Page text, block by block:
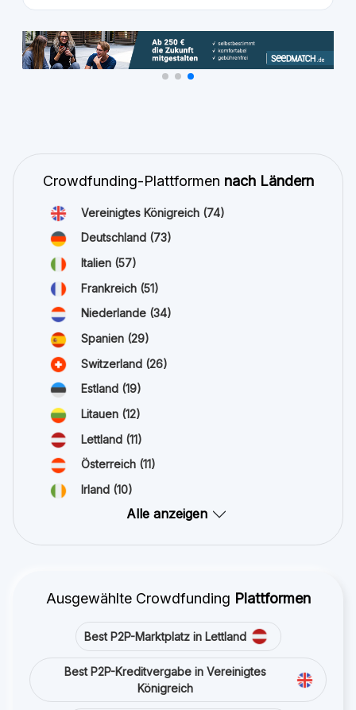
Crowdfunding-Plattformen nach Ländern
Vereinigtes Königreich (74)
Deutschland (73)
Italien (57)
Frankreich (51)
Niederlande (34)
Spanien (29)
Switzerland (26)
Estland (19)
Litauen (12)
Lettland (11)
Österreich (11)
Irland (10)
Alle anzeigen
Ausgewählte Crowdfunding Plattformen
Best P2P-Marktplatz in Lettland
Best P2P-Kreditvergabe in Vereinigtes
Königreich